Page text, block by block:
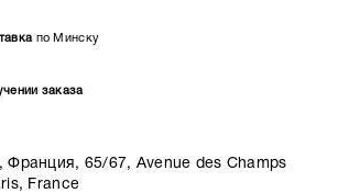
по Минску
заказа
Франция, 65/67, Avenue des Champs
France